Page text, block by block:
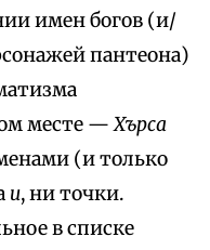
имен богов (и/
пантеона)
месте —Хърса
(и только
и, ни точки.
в списке